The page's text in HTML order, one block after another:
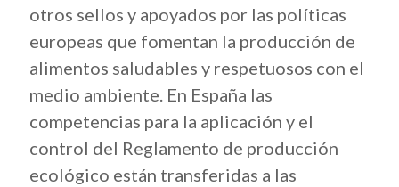
otros sellos y apoyados por las políticas
europeas que fomentan la producción de
alimentos saludables y respetuosos con el
medio ambiente. En España las
competencias para la aplicación y el
control del Reglamento de producción
ecológico están transferidas a las